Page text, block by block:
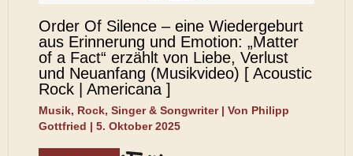
Order Of Silence – eine Wiedergeburt
aus Erinnerung und Emotion: „Matter
of a Fact“ erzählt von Liebe, Verlust
und Neuanfang (Musikvideo) [ Acoustic
Rock | Americana ]
Musik, Rock,Singer & Songwriter| Von Philipp
Gottfried |5. Oktober 2025